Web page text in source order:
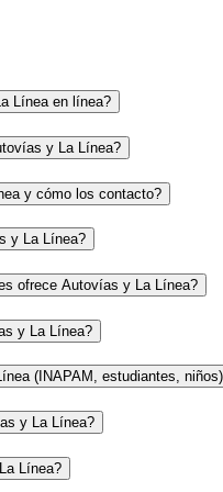
Línea en línea?
y La Línea?
y cómo los contacto?
y La Línea?
ofrece Autovías y La Línea?
y La Línea?
(INAPAM, estudiantes,
y La Línea?
Línea?